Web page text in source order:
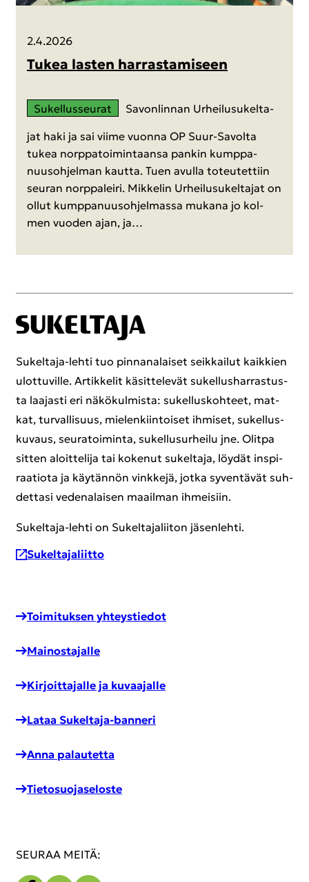
2.4.2026
Tukea las­ten har­ras­ta­mi­seen
Su­kel­lus­seu­rat Sa­von­lin­nan Ur­hei­lusu­kel­ta­
jat haki ja sai viime vuon­na OP Suur-​Savolta
tukea norp­pa­toi­min­taan­sa pan­kin kump­pa­
nuus­oh­jel­man kaut­ta. Tuen avul­la to­teu­tet­tiin
seu­ran norp­pa­lei­ri. Mik­ke­lin Ur­hei­lusu­kel­ta­jat on
ollut kump­pa­nuus­oh­jel­mas­sa mu­ka­na jo kol­
men vuo­den ajan, ja…
Sukeltaja-​lehti tuo pin­na­na­lai­set seik­kai­lut kaik­kien
ulot­tu­vil­le. Ar­tik­ke­lit kä­sit­te­le­vät su­kel­lus­har­ras­tus­
ta laa­jas­ti eri nä­kö­kul­mis­ta: su­kel­lus­koh­teet, mat­
kat, tur­val­li­suus, mie­len­kiin­toi­set ih­mi­set, su­kel­lus­
ku­vaus, seu­ra­toi­min­ta, su­kel­lusur­hei­lu jne. Olit­pa
sit­ten aloit­te­li­ja tai ko­ke­nut su­kel­ta­ja, löy­dät ins­pi­
raa­tio­ta ja käy­tän­nön vink­ke­jä, jotka sy­ven­tä­vät suh­
det­ta­si ve­de­na­lai­sen maa­il­man ih­mei­siin.
Sukeltaja-​lehti on Su­kel­ta­ja­lii­ton jä­sen­leh­ti.
Su­kel­ta­ja­liit­to
Toi­mi­tuk­sen yh­teys­tie­dot
Mai­nos­ta­jal­le
Kir­joit­ta­jal­le ja ku­vaa­jal­le
Lataa Sukeltaja-​banneri
Anna pa­lau­tet­ta
Tie­to­suo­ja­se­los­te
SEU­RAA MEITÄ: